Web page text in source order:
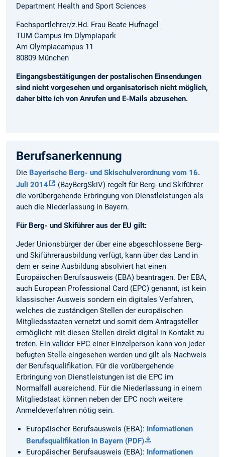
Department Health and Sport Sciences
Fachsportlehrer/z.Hd. Frau Beate Hufnagel
TUM Campus im Olympiapark
Am Olympiacampus 11
80809 München
Eingangsbestätigungen der postalischen Einsendungen
sind nicht vorgesehen und organisatorisch nicht möglich,
daher bitte ich von Anrufen und E-Mails abzusehen.
Berufsanerkennung
Die Bayerische Berg- und Skischulverordnung vom 16.
Juli 2014
(BayBergSkiV) regelt für Berg- und Skiführer
die vorübergehende Erbringung von Dienstleistungen als
auch die Niederlassung in Bayern.
Für Berg- und Skiführer aus der EU gilt:
Jeder Unionsbürger der über eine abgeschlossene Berg-
und Skiführerausbildung verfügt, kann über das Land in
dem er seine Ausbildung absolviert hat einen
Europäischen Berufsausweis (EBA) beantragen. Der EBA,
auch European Professional Card (EPC) genannt, ist kein
klassischer Ausweis sondern ein digitales Verfahren,
welches die zuständigen Stellen der europäischen
Mitgliedsstaaten vernetzt und somit dem Antragsteller
ermöglicht mit diesen Stellen direkt digital in Kontakt zu
treten. Ein valider EPC einer Einzelperson kann von jeder
befugten Stelle eingesehen werden und gilt als Nachweis
der Berufsqualifikation. Für die vorübergehende
Erbringung von Dienstleistungen ist die EPC im
Normalfall ausreichend. Für die Niederlassung in einem
Mitgliedstaat können neben der EPC noch weitere
Anmeldeverfahren nötig sein.
Europäischer Berufsausweis (EBA): Informationen
Berufsqualifikation in Bayern (PDF)
Europäischer Berufsausweis (EBA): Informationen